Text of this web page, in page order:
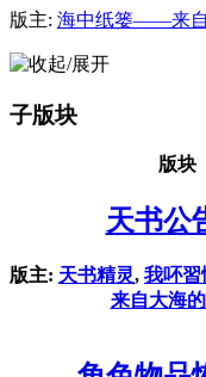
版主: 海中纸篓——来
子版块
版块
天书公
版主: 天书精灵, 我吥習
来自大海